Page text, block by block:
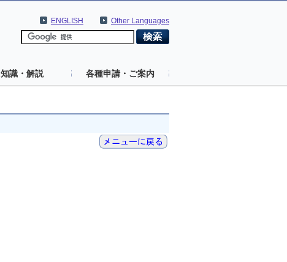
Other Languages
ENGLISH
知識・解説 各種申請・ご案内